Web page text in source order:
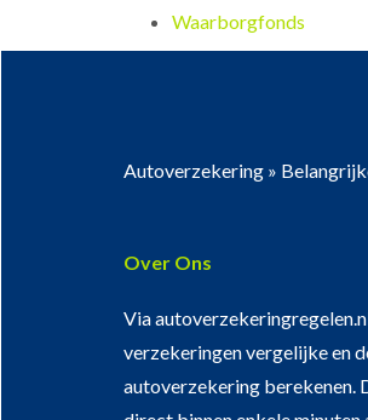
Waarborgfonds
Autoverzekering »
Over Ons
Via
verzekeringen vergelijke en
autoverzekering berekenen.